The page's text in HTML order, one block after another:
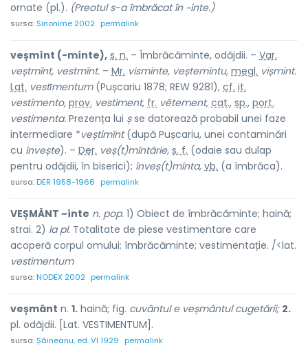
ornate (pl.). (Preotul s-a îmbrăcat în ~inte.)
sursa: Sinonime 2002 permalink
veșmînt (-mínte), s. n. – Îmbrăcăminte, odăjdii. – Var.
veștmînt, vestmînt. – Mr. visminte, veștemintu, megl. vișmint.
Lat. vestῑmentum(Pușcariu 1878; REW 9281), cf. it.
vestimento, prov. vestiment, fr. vêtement, cat., sp., port.
vestimenta. Prezența lui șse datorează probabil unei faze
intermediare *veștimînt(după Pușcariu, unei contaminări
cu învește). – Der. veș(t)mîntărie, s. f. (odaie sau dulap
pentru odăjdii, în biserici); înveș(t)mînta, vb. (a îmbrăca).
sursa:DER 1958-1966 permalink
VEȘMÂNT ~ínte n. pop. 1) Obiect de îmbrăcăminte; haină;
strai. 2) la pl. Totalitate de piese vestimentare care
acoperă corpul omului; îmbrăcăminte; vestimentație. /<lat.
vestimentum
sursa:NODEX 2002 permalink
veșmânt n. 1. haină; fig. cuvântul e veșmântul cugetării; 2.
pl. odăjdii. [Lat. VESTIMENTUM].
sursa:Șăineanu, ed. VI 1929 permalink